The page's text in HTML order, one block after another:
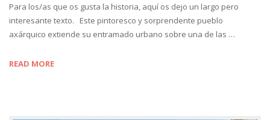
Para los/as que os gusta la historia, aquí os dejo un largo pero
interesante texto. Este pintoresco y sorprendente pueblo
axárquico extiende su entramado urbano sobre una de las …
READ MORE